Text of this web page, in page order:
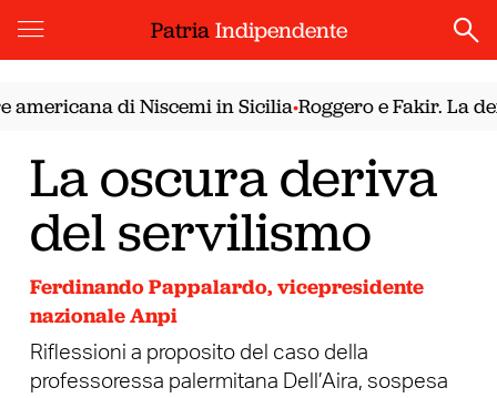
PatriaIndipendente
di Niscemi in Sicilia•Roggero e Fakir. La
La oscura deriva
del servilismo
Ferdinando Pappalardo, vicepresidente
nazionale Anpi
Riflessioni a proposito del caso della
professoressa palermitana Dell’Aira, sospesa